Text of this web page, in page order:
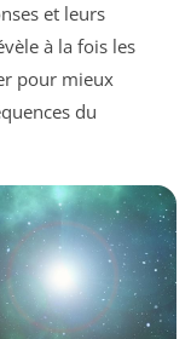
et leurs
à la fois les
pour mieux
du